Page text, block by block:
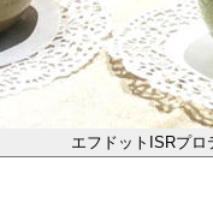
エフドットISRプロ